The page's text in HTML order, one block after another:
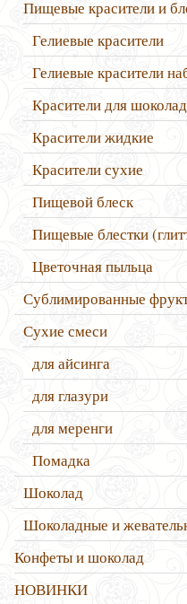
Пищевые красители и
Гелиевые красители
Гелиевые красители
Красители для
Красители жидкие
Красители сухие
Пищевой блеск
Пищевые блестки
Цветочная пыльца
Сублимированные
Сухие смеси
для айсинга
для глазури
для меренги
Помадка
Шоколад
Шоколадные и
Конфеты и шоколад
НОВИНКИ